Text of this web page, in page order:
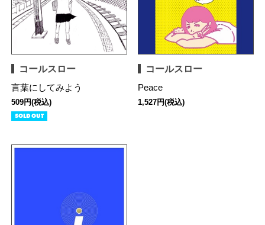
コールスロー
言葉にしてみよう
509円(税込)
SOLD OUT
コールスロー
Peace
1,527円(税込)